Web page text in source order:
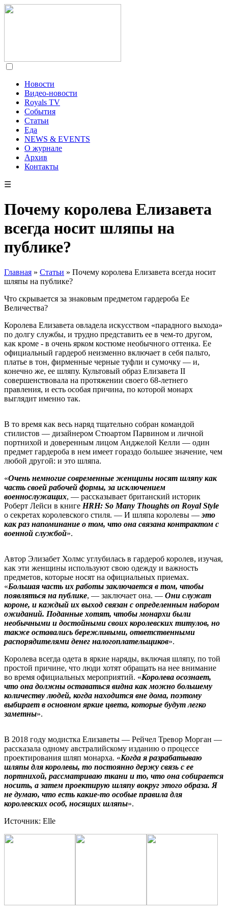
Новости
Видео-новости
Royals TV
События
Статьи
Еда
NEWS & EVENTS
О журнале
Архив
Контакты
☰
Почему королева Елизавета
всегда носит шляпы на
публике?
Главная » Статьи » Почему королева Елизавета всегда носит
шляпы на публике?
Что скрывается за знаковым предметом гардероба Ее
Величества?
Королева Елизавета овладела искусством «парадного выхода»
по долгу службы, и трудно представить ее в чем-то другом,
как кроме - в очень ярком костюме необычного оттенка. Ее
официальный гардероб неизменно включает в себя пальто,
платье в тон, фирменные черные туфли и сумочку — и,
конечно же, ее шляпу. Культовый образ Елизавета II
совершенствовала на протяжении своего 68-летнего
правления, и есть особая причина, по которой монарх
выглядит именно так.
В то время как весь наряд тщательно собран командой
стилистов — дизайнером Стюартом Парвином и личной
портнихой и доверенным лицом Анджелой Келли — один
предмет гардероба в нем имеет гораздо большее значение, чем
любой другой: и это шляпа.
«Очень немногие современные женщины носят шляпу как
часть своей рабочей формы, за исключением
военнослужащих, — рассказывает британский историк
Роберт Лейси в книге HRH: So Many Thoughts on Royal Style
о секретах королевского стиля. — И шляпа королевы —это
как раз напоминание о том, что она связана контрактом с
военной службой».
Автор Элизабет Холмс углубилась в гардероб королев, изучая,
как эти женщины используют свою одежду и важность
предметов, которые носят на официальных приемах.
«Большая часть их работы заключается в том, чтобы
появляться на публике, — заключает она. — Они служат
короне, и каждый их выход связан с определенным набором
ожиданий. Поданные хотят, чтобы монархи были
необычными и достойными своих королевских титулов, но
также оставались бережливыми, ответственными
распорядителями денег налогоплательщиков».
Королева всегда одета в яркие наряды, включая шляпу, по той
простой причине, что люди хотят обращать на нее внимание
во время официальных мероприятий. «Королева осознает,
что она должны оставаться видна как можно большему
количеству людей, когда находится вне дома, поэтому
выбирает в основном яркие цвета, которые будут легко
заметны».
В 2018 году модистка Елизаветы — Рейчел Тревор Морган —
рассказала одному австралийскому изданию о процессе
проектирования шляп монарха. «Когда я разрабатываю
шляпы для королевы, то постоянно держу связь с ее
портнихой, рассматриваю ткани и то, что она собирается
носить, а затем проектирую шляпу вокруг этого образа. Я
не думаю, что есть какие-то особые правила для
королевских особ, носящих шляпы».
Источник: Elle